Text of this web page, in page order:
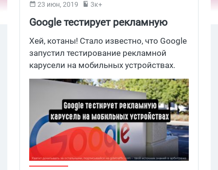
23 июн, 2019 3к+
Google тестирует рекламную
карусель на мобильных
Хей, котаны! Стало известно, что Google
запустил тестирование рекламной
карусели на мобильных устройствах.
Галерея изображений появится в
разделе прочих рекомендаций, сразу же
после первого объявления.